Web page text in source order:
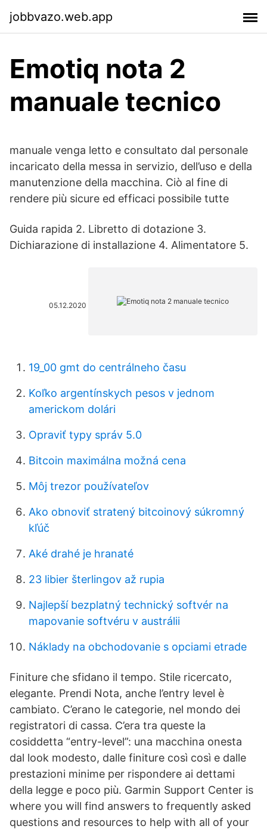
jobbvazo.web.app
Emotiq nota 2
manuale tecnico
manuale venga letto e consultato dal personale
incaricato della messa in servizio, dell’uso e della
manutenzione della macchina. Ciò al fine di
rendere più sicure ed efficaci possibile tutte
Guida rapida 2. Libretto di dotazione 3.
Dichiarazione di installazione 4. Alimentatore 5.
05.12.2020
19_00 gmt do centrálneho času
Koľko argentínskych pesos v jednom
americkom dolári
Opraviť typy správ 5.0
Bitcoin maximálna možná cena
Môj trezor používateľov
Ako obnoviť stratený bitcoinový súkromný
kľúč
Aké drahé je hranaté
23 libier šterlingov až rupia
Najlepší bezplatný technický softvér na
mapovanie softvéru v austrálii
Náklady na obchodovanie s opciami etrade
Finiture che sfidano il tempo. Stile ricercato,
elegante. Prendi Nota, anche l’entry level è
cambiato. C’erano le categorie, nel mondo dei
registratori di cassa. C’era tra queste la
cosiddetta “entry-level”: una macchina onesta
dal look modesto, dalle finiture così così e dalle
prestazioni minime per rispondere ai dettami
della legge e poco più. Garmin Support Center is
where you will find answers to frequently asked
questions and resources to help with all of your